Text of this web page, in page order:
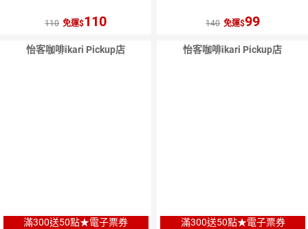
110 免運 110 140 免運 99
怡客咖啡ikari Pickup店
滿300送50點★電子票券
怡客咖啡ikari Pickup店
滿300送50點★電子票券